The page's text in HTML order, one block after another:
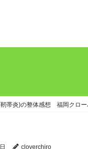
帯炎)の整体感想 福岡クロー
cloverchiro